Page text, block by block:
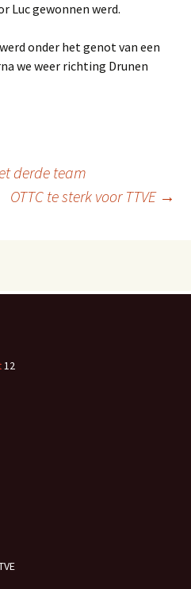
Luc gewonnen werd.
onder het genot van een
we weer richting Drunen
derde team
OTTC te sterk voor TTVE →
12